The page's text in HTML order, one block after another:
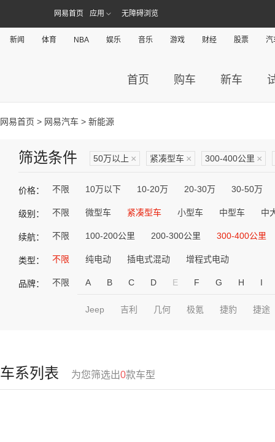
网易首页 应用 无障碍浏览
新闻 体育 NBA 娱乐 音乐 游戏 财经 股票 汽
首页 购车 新车
网易首页 > 网易汽车 > 新能源
筛选条件 50万以上 × 紧凑型车 × 300-400公里 ×
价格： 不限 10万以下 10-20万 20-30万 30-50万
级别： 不限 微型车 紧凑型车 小型车 中型车 中
续航： 不限 100-200公里 200-300公里 300-400公里
类型： 不限 纯电动 插电式混动 增程式电动
品牌： 不限 A B C D E F G H I
Jeep 吉利 几何 极氪 捷豹 捷途
车系列表 为您筛选出0款车型